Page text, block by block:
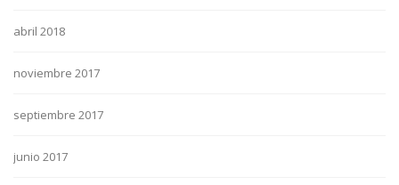
abril 2018
noviembre 2017
septiembre 2017
junio 2017